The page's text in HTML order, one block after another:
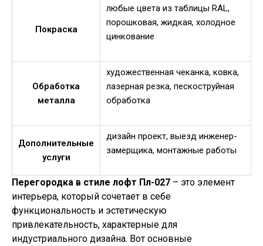
Покраска
любые цвета из таблицы RAL,
порошковая, жидкая, холодное
цинкование
Обработка
металла
художественная чеканка, ковка,
лазерная резка, пескоструйная
обработка
Дополнительные
услуги
дизайн проект, выезд инженер-
замерщика, монтажные работы
Перегородка в стиле лофт Пл-027 – это элемент
интерьера, который сочетает в себе
функциональность и эстетическую
привлекательность, характерные для
индустриального дизайна. Вот основные